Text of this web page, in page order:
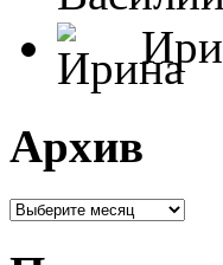
Архив